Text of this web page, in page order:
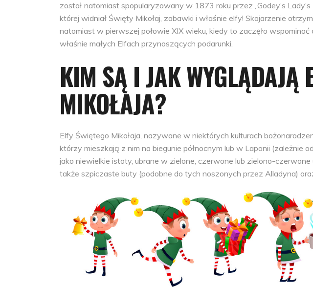
został natomiast spopularyzowany w 1873 roku przez „Godey’s Lady’s
której widniał Święty Mikołaj, zabawki i właśnie elfy! Skojarzenie
natomiast w pierwszej połowie XIX wieku, kiedy to zaczęło
właśnie małych Elfach przynoszących podarunki.
KIM SĄ I JAK WYGLĄDAJĄ
MIKOŁAJA?
Elfy Świętego Mikołaja, nazywane w niektórych kulturach
którzy mieszkają z nim na biegunie północnym lub w Laponii (zależnie
jako niewielkie istoty, ubrane w zielone, czerwone lub zielono-
także szpiczaste buty (podobne do tych noszonych przez Alladyna)